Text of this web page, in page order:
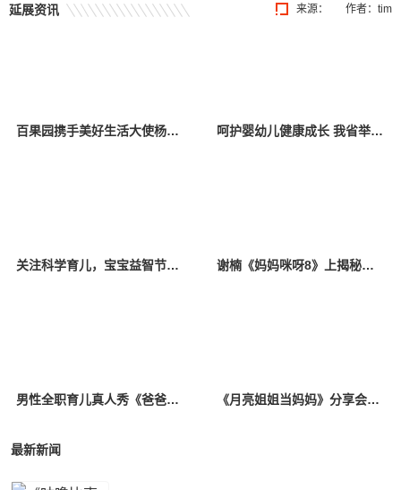
来源： 作者：tim
延展资讯
百果园携手美好生活大使杨幂，关爱中国儿童少年基金会困境儿童 呵护婴幼儿健康成长 我省举办托育服务宣传活动
关注科学育儿，宝宝益智节目《528宝宝智趣欢乐汇》定档 谢楠《妈妈咪呀8》上揭秘吴京育儿必学项目，初代“香妃”唤醒追剧回忆
男性全职育儿真人秀《爸爸当家2》5月8日开播 《月亮姐姐当妈妈》分享会，月亮姐姐、凯叔、孙茜畅聊育儿心经
最新新闻